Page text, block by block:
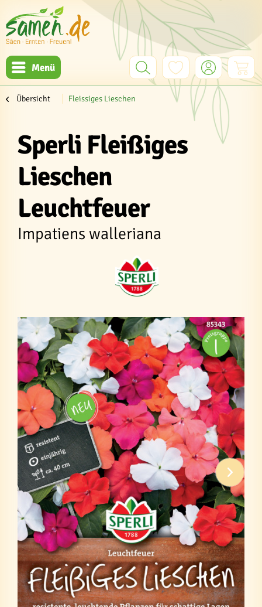
Menü
Übersicht Fleissiges Lieschen
Sperli Fleißiges
Lieschen
Leuchtfeuer
Impatiens walleriana